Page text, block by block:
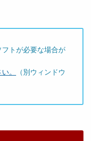
トが必要な場合が
。
（別ウィンドウ